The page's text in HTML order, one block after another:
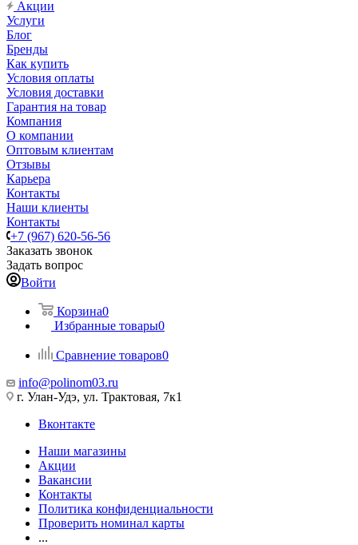
Акции
Услуги
Блог
Бренды
Как купить
Условия оплаты
Условия доставки
Гарантия на товар
Компания
О компании
Оптовым клиентам
Отзывы
Карьера
Контакты
Наши клиенты
Контакты
+7 (967) 620-56-56
Заказать звонок
Задать вопрос
Войти
Корзина0
Избранные товары0
Сравнение товаров0
info@polinom03.ru
г. Улан-Удэ, ул. Трактовая, 7к1
Вконтакте
Наши магазины
Акции
Вакансии
Контакты
Политика конфиденциальности
Проверить номинал карты
...